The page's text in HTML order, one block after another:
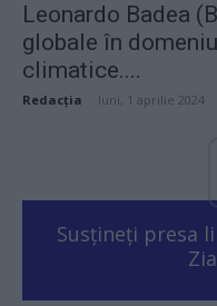
Leonardo Badea
globale în
climatice....
Redacţia luni, 1 aprilie 2024
Susțineți presa